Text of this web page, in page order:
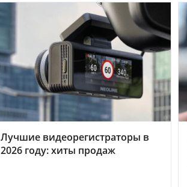
Лучшие видеорегистраторы в
2026 году: хиты продаж